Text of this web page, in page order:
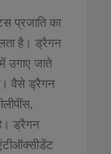
प्रजाति का
है। ड्रैगन
उगाए जाते
वैसे ड्रैगन
ड्रैगन